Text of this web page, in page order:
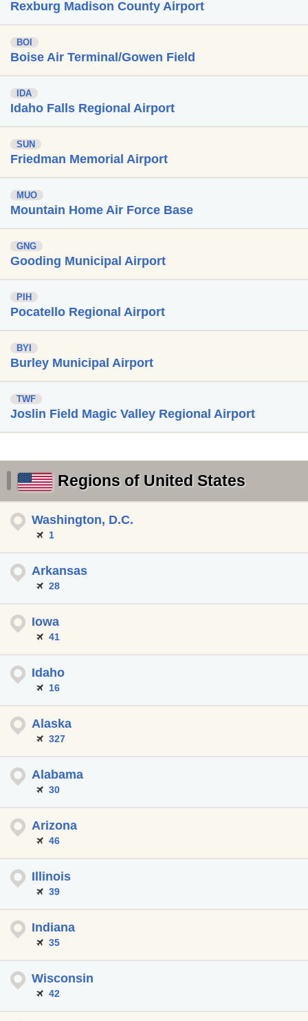
Rexburg Madison County Airport
BOI
Boise Air Terminal/Gowen Field
IDA
Idaho Falls Regional Airport
SUN
Friedman Memorial Airport
MUO
Mountain Home Air Force Base
GNG
Gooding Municipal Airport
PIH
Pocatello Regional Airport
BYI
Burley Municipal Airport
TWF
Joslin Field Magic Valley Regional Airport
Regions of United States
Washington, D.C.
1
Arkansas
28
Iowa
41
Idaho
16
Alaska
327
Alabama
30
Arizona
46
Illinois
39
Indiana
35
Wisconsin
42